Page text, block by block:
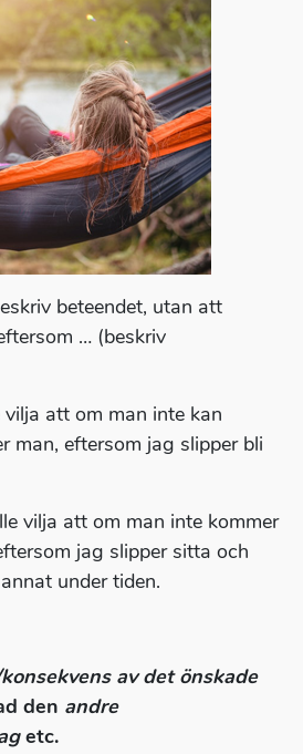
beteendet, utan att
… (beskriv
vilja att om man inte kan
man, eftersom jag slipper bli
vilja att om man inte kommer
jag slipper sitta och
under tiden.
av det önskade
den andre
etc.